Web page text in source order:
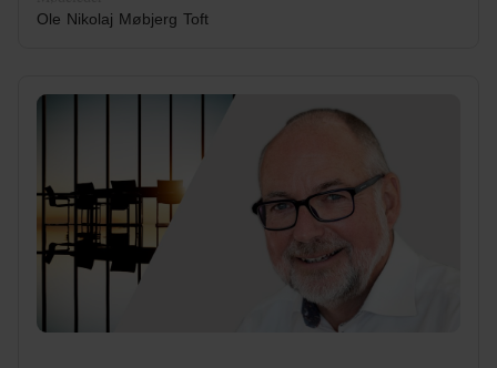
Ole Nikolaj Møbjerg Toft